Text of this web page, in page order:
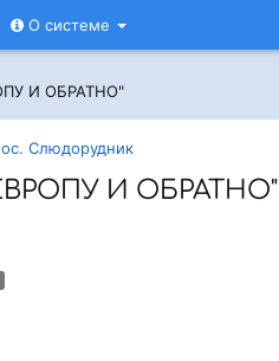
О системе
И ОБРАТНО"
Слюдорудник
И ОБРАТНО"